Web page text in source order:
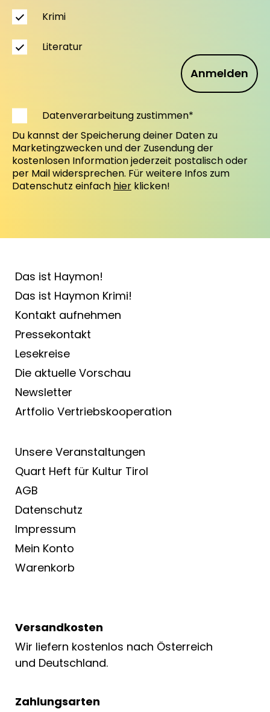
Anmelden
Krimi
Literatur
Datenverarbeitung zustimmen*
Du kannst der Speicherung deiner Daten zu
Marketingzwecken und der Zusendung der
kostenlosen Information jederzeit postalisch oder
per Mail widersprechen. Für weitere Infos zum
Datenschutz einfach hier klicken!
Das ist Haymon!
Das ist Haymon Krimi!
Kontakt aufnehmen
Pressekontakt
Lesekreise
Die aktuelle Vorschau
Newsletter
Artfolio Vertriebs­kooperation
Unsere Veranstaltungen
Quart Heft für Kultur Tirol
AGB
Datenschutz
Impressum
Mein Konto
Warenkorb
Versandkosten
Wir liefern kostenlos nach Österreich
und Deutschland.
Zahlungsarten